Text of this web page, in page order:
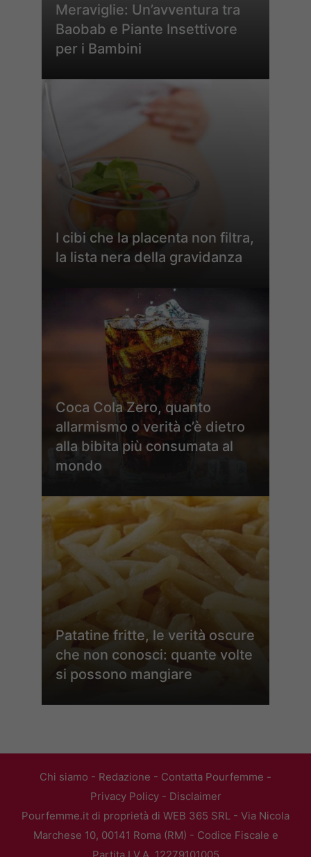
Meraviglie: Un’avventura tra
Baobab e Piante Insettivore
per i Bambini
I cibi che la placenta non filtra,
la lista nera della gravidanza
Coca Cola Zero, quanto
allarmismo o verità c’è dietro
alla bibita più consumata al
mondo
Patatine fritte, le verità oscure
che non conosci: quante volte
si possono mangiare
Chi siamo - Redazione - Contatta Pourfemme -
Privacy Policy- Disclaimer
Pourfemme.it di proprietà di WEB 365 SRL - Via Nicola
Marchese 10, 00141 Roma (RM) - Codice Fiscale e